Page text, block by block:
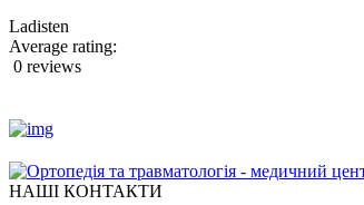
Ladisten
Average rating:
0 reviews
НАШІ КОНТАКТИ